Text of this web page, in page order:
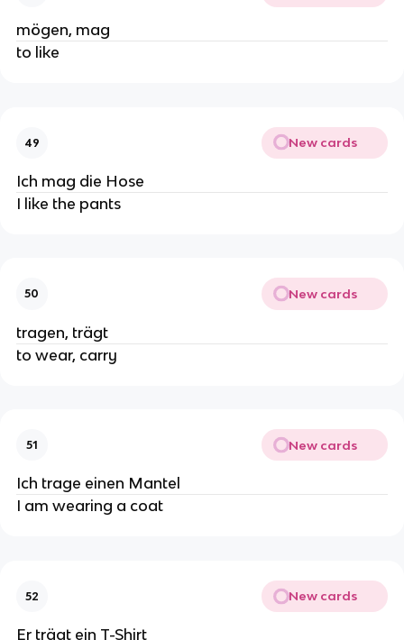
mögen, mag
to like
49 New cards
Ich mag die Hose
I like the pants
50 New cards
tragen, trägt
to wear, carry
51 New cards
Ich trage einen Mantel
I am wearing a coat
52 New cards
Er trägt ein T-Shirt